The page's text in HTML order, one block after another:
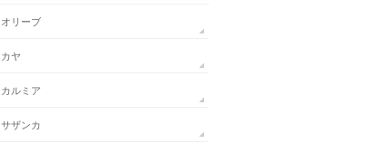
オリーブ
カヤ
カルミア
サザンカ